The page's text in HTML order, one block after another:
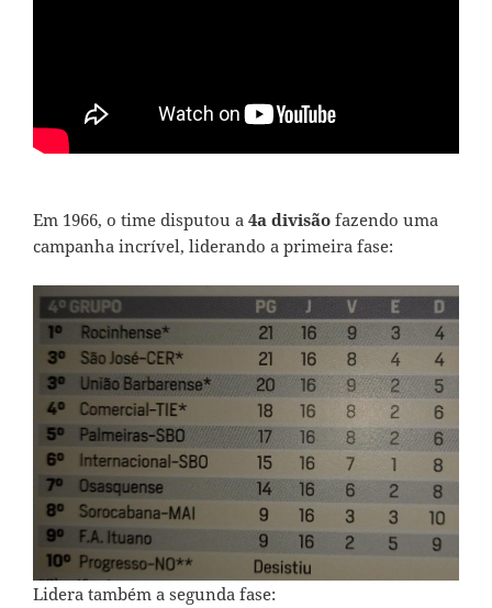
Em 1966, o time disputou a 4a divisão fazendo uma
campanha incrível, liderando a primeira fase:
Lidera também a segunda fase: